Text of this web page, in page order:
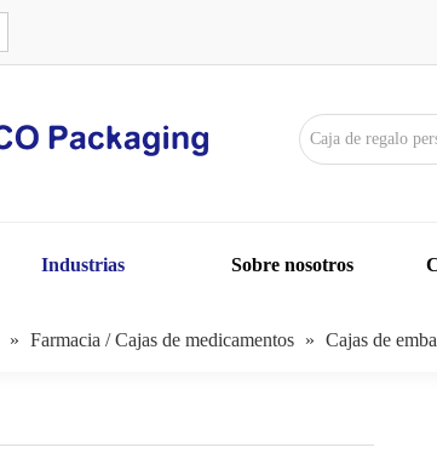
Industrias Sobre nosotros
» Farmacia / Cajas de medicamentos » Cajas de